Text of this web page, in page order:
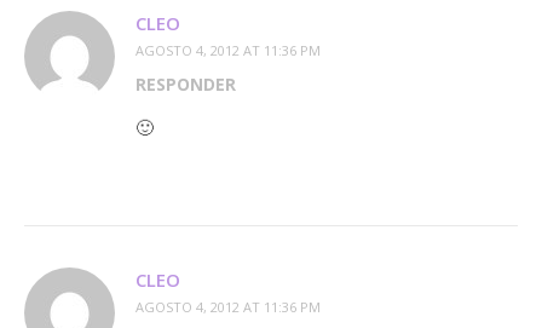
CLEO
AGOSTO 4, 2012 AT 11:36 PM
RESPONDER
🙂
CLEO
AGOSTO 4, 2012 AT 11:36 PM